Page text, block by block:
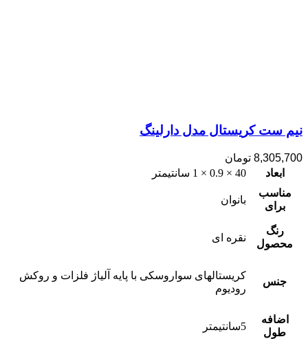
نیم ست کریستال مدل دارلینگ
8,305,700 تومان
ابعاد
40 × 0.9 × 1 سانتیمتر
مناسب
برای
بانوان
رنگ
محصول
نقره ای
جنس
کریستالهای سواروسکی با پایه آلیاژ فلزات و روکش
رودیوم
اضافه
طول
5سانتیمتر